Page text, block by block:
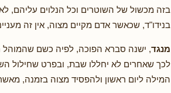
בזה מכשול של השוטרים וכל הנלוים עליהם,
בנידו"ד, שכאשר אדם מקיים מצוה, אין זה
מנגד, ישנה סברא הפוכה, לפיה כשם שהמוהל
לכך שאחרים לא יחללו שבת, ובפרט שחילול
המילה ליום ראשון ולהפסיד מצוה בזמנה,